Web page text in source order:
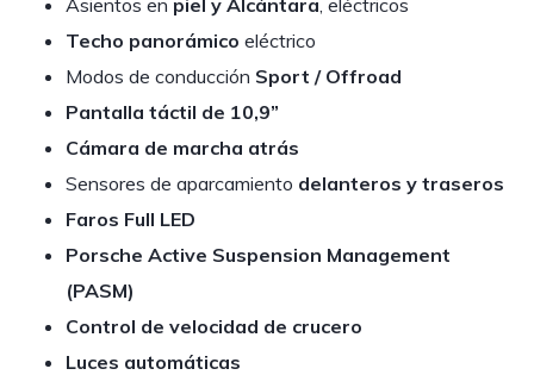
Asientos en piel y Alcántara, eléctricos
Techo panorámico eléctrico
Modos de conducción Sport / Offroad
Pantalla táctil de 10,9”
Cámara de marcha atrás
Sensores de aparcamiento delanteros y traseros
Faros Full LED
Porsche Active Suspension Management
(PASM)
Control de velocidad de crucero
Luces automáticas